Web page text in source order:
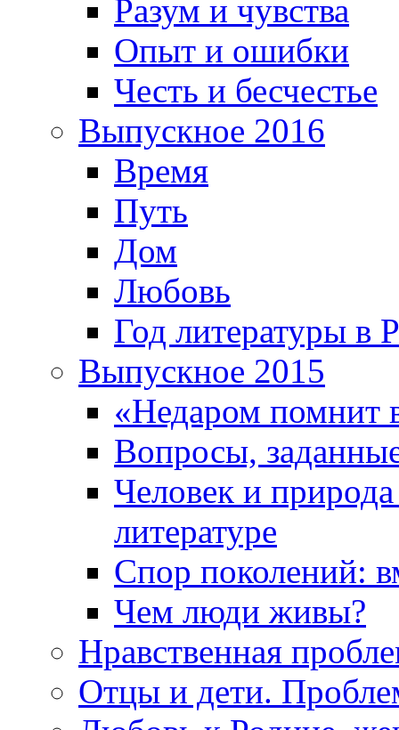
Разум и чувства
Опыт и ошибки
Честь и бесчестье
Выпускное 2016
Время
Путь
Дом
Любовь
Год литературы в
Выпускное 2015
«Недаром помнит
Вопросы,
Человек и
литературе
Спор поколений:
Чем люди живы?
Нравственная
Отцы и дети.